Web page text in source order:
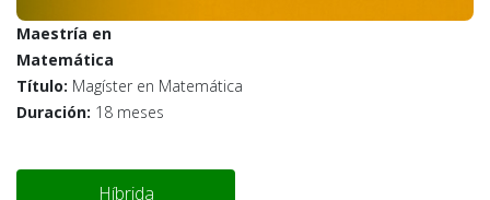
Maestría en
Matemática
Título: Magíster en Matemática
Duración: 18 meses
Híbrida